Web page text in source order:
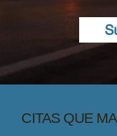
CITAS QUE